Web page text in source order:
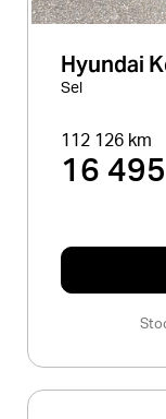
Hyundai
Sel
112 126 km
16